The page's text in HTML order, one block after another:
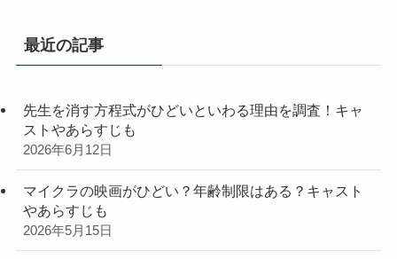
リ
最近の記事
先生を消す方程式がひどいといわる理由を調査！キャ
ストやあらすじも
2026年6月12日
マイクラの映画がひどい？年齢制限はある？キャスト
やあらすじも
2026年5月15日